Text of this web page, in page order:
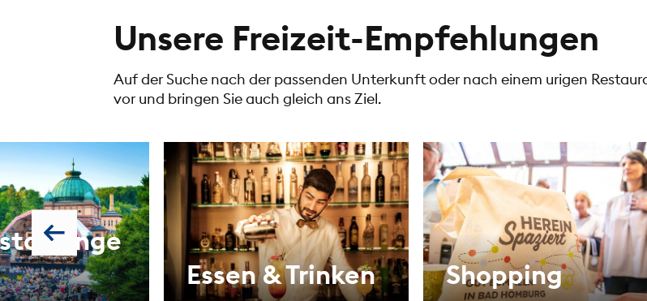
Unsere Freizeit-Empfehlungen
Auf der Suche nach der passenden Unterkunft oder nach einem urigen
vor und bringen Sie auch gleich ans Ziel.
Essen & Trinken
Shopping